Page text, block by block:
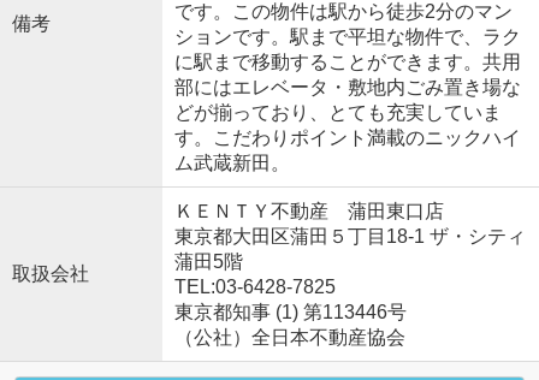
備考
です。この物件は駅から徒歩2分のマン
ションです。駅まで平坦な物件で、ラク
に駅まで移動することができます。共用
部にはエレベータ・敷地内ごみ置き場な
どが揃っており、とても充実していま
す。こだわりポイント満載のニックハイ
ム武蔵新田。
取扱会社
ＫＥＮＴＹ不動産 蒲田東口店
東京都大田区蒲田５丁目18-1 ザ・シティ
蒲田5階
TEL:03-6428-7825
東京都知事 (1) 第113446号
（公社）全日本不動産協会